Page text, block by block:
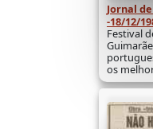
Jornal
-18/12/
Festival
os